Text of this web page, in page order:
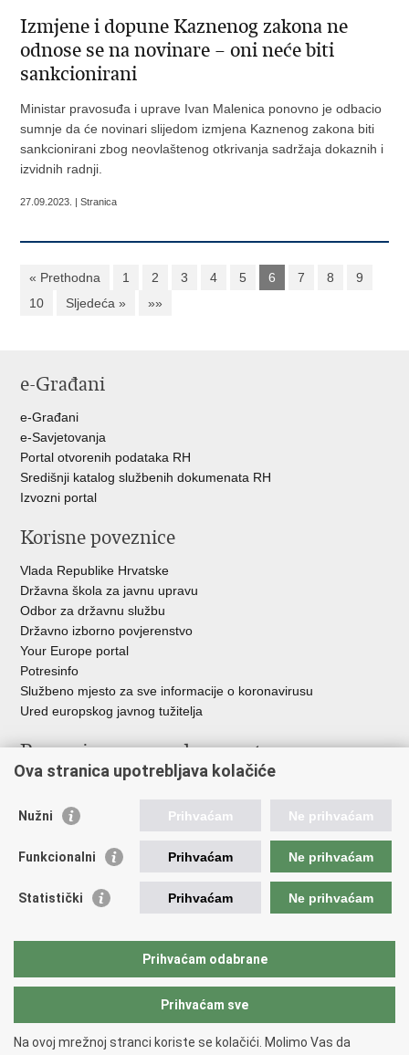
Izmjene i dopune Kaznenog zakona ne
odnose se na novinare – oni neće biti
sankcionirani
Ministar pravosuđa i uprave Ivan Malenica ponovno je odbacio
sumnje da će novinari slijedom izmjena Kaznenog zakona biti
sankcionirani zbog neovlaštenog otkrivanja sadržaja dokaznih i
izvidnih radnji.
27.09.2023. | Stranica
« Prethodna 1 2 3 4 5 6 7 8
9
10
Sljedeća » »»
e-Građani
e-Građani
e-Savjetovanja
Portal otvorenih podataka RH
Središnji katalog službenih dokumenata RH
Izvozni portal
Korisne poveznice
Vlada Republike Hrvatske
Državna škola za javnu upravu
Odbor za državnu službu
Državno izborno povjerenstvo
Your Europe portal
Potresinfo
Službeno mjesto za sve informacije o koronavirusu
Ured europskog javnog tužitelja
Poveznice pravosudnog sustava
Državno odvjetništvo
Ured za suzbijanje korupcije i organiziranog kriminaliteta
Državnoodvjetničko vijeće
Hrvatska odvjetnička komora
Europski pravosudni portal
Copyright © 2026 Ministarstvo pravosuđa, uprave i digitalne
Ova stranica upotrebljava kolačiće
Nužni Prihvaćam Ne prihvaćam
Funkcionalni Prihvaćam Ne prihvaćam
Statistički Prihvaćam Ne prihvaćam
Prihvaćam odabrane
Prihvaćam sve
Na ovoj mrežnoj stranci koriste se kolačići. Molimo Vas da